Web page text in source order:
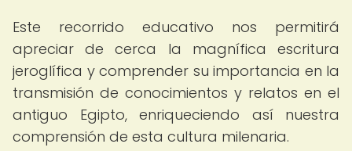
Este recorrido educativo nos permitirá
apreciar de cerca la magnífica escritura
jeroglífica y comprender su importancia en la
transmisión de conocimientos y relatos en el
antiguo Egipto, enriqueciendo así nuestra
comprensión de esta cultura milenaria.